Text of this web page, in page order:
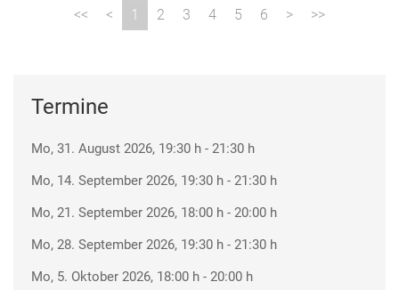
1 2 3 4 5 6
Termine
Mo, 31. August 2026, 19:30 h - 21:30 h
Mo, 14. September 2026, 19:30 h - 21:30 h
Mo, 21. September 2026, 18:00 h - 20:00 h
Mo, 28. September 2026, 19:30 h - 21:30 h
Mo, 5. Oktober 2026, 18:00 h - 20:00 h